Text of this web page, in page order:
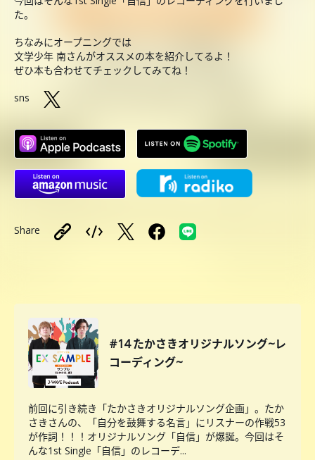
た。
ちなみにオープニングでは
文学少年 南さんがオススメの本を紹介してるよ！
ぜひ本も合わせてチェックしてみてね！
sns
Share
#14 たかさきオリジナルソング~レ
コーディング~
前回に引き続き「たかさきオリジナルソング企画」。たか
さきさんの、「自分を鼓舞する名言」にリスナーの作戦53
が作詞！！！オリジナルソング「自信」が爆誕。今回はそ
んな1st Single「自信」のレコーデ...